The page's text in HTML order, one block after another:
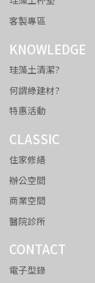
客製專區
KNOWLEDGE
珪藻土清潔?
何謂綠建材?
特惠活動
CLASSIC
住家修繕
辦公空間
商業空間
醫院診所
CONTACT
電子型錄